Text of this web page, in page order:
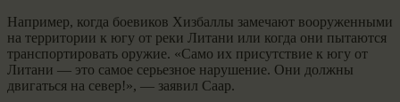
Например, когда боевиков Хизбаллы замечают вооруженными
на территории к югу от реки Литани или когда они пытаются
транспортировать оружие. «Само их присутствие к югу от
Литани — это самое серьезное нарушение. Они должны
двигаться на север!», — заявил Саар.